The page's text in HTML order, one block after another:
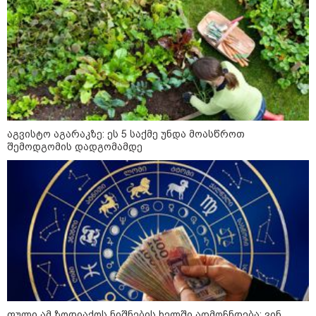
19:52 / 08-08-2026
"სანაპირო რაიონებში
მოსალოდნელია წვიმა" -
გარემოს ეროვნული სააგენტოს
გაფრთხილება: რომელ
რეგიონებში უნდა ველოდოთ
ელჭექს, სეტყვასა და ქარის
გაძლიერებას?
კატეგორიის ყველა სიახლე
მკითხველის რჩევით
აგვისტო აგარაკზე: ეს 5 საქმე უნდა მოასწროთ
შემოდგომის დადგომამდე